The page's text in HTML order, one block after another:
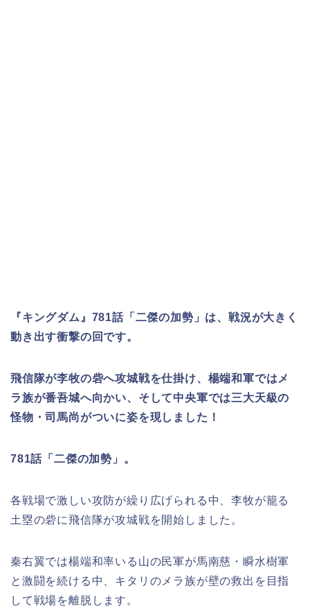
『キングダム』781話「二傑の加勢」は、戦況が大きく
動き出す衝撃の回です。
飛信隊が李牧の砦へ攻城戦を仕掛け、楊端和軍ではメ
ラ族が番吾城へ向かい、そして中央軍では三大天級の
怪物・司馬尚がついに姿を現しました！
781話「二傑の加勢」。
各戦場で激しい攻防が繰り広げられる中、李牧が籠る
土塁の砦に飛信隊が攻城戦を開始しました。
秦右翼では楊端和率いる山の民軍が馬南慈・瞬水樹軍
と激闘を続ける中、キタリのメラ族が壁の救出を目指
して戦場を離脱します。